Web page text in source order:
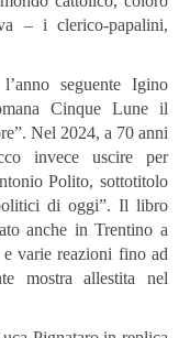
– i clerico-papalini,
seguente Igino
Cinque Lune il
Nel 2024, a 70 anni
invece uscire per
Polito, sottotitolo
di oggi”. Il libro
anche in Trentino a
e varie reazioni fino ad
mostra allestita nel